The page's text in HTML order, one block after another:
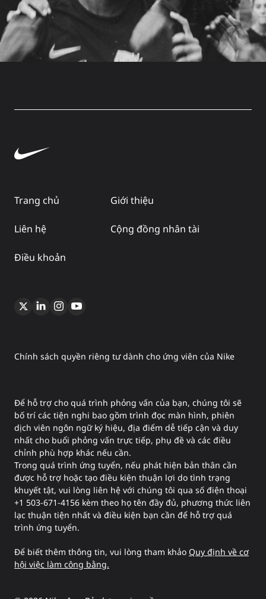
Trang chủ Giới thiệu
Liên hệ Cộng đồng nhân tài
Điều khoản
Chính sách quyền riêng tư dành cho ứng viên của Nike
Để hỗ trợ cho quá trình phỏng vấn của bạn, chúng tôi sẽ
bố trí các tiện nghi bao gồm trình đọc màn hình, phiên
dịch viên ngôn ngữ ký hiệu, địa điểm dễ tiếp cận và duy
nhất cho buổi phỏng vấn trực tiếp, phụ đề và các điều
chỉnh phù hợp khác nếu cần.
Trong quá trình ứng tuyển, nếu phát hiện bản thân cần
được hỗ trợ hoặc tạo điều kiện thuận lợi do tình trạng
khuyết tật, vui lòng liên hệ với chúng tôi qua số điện thoại
+1 503-671-4156 kèm theo họ tên đầy đủ, phương thức liên
lạc thuận tiện nhất và điều kiện bạn cần để hỗ trợ quá
trình ứng tuyển.
Để biết thêm thông tin, vui lòng tham khảo Quy định về cơ
hội việc làm công bằng.